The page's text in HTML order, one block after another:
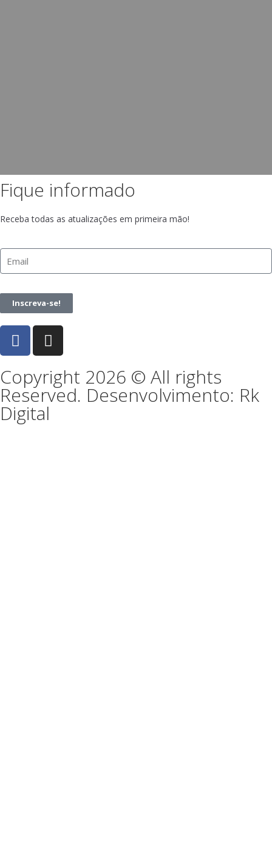
Fique informado
Receba todas as atualizações em primeira mão!
Inscreva-se!
Copyright 2026 © All rights
Reserved. Desenvolvimento: Rk
Digital